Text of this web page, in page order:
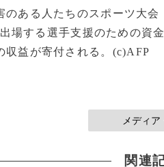
ある人たちのスポーツ大会
場する選手支援のための資
収益が寄付される。(c)AFP
メディ
関連